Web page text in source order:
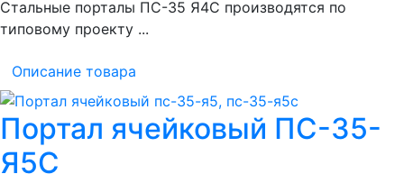
Стальные порталы ПС-35 Я4С производятся по
типовому проекту ...
Описание товара
Портал ячейковый ПС-35-
Я5С